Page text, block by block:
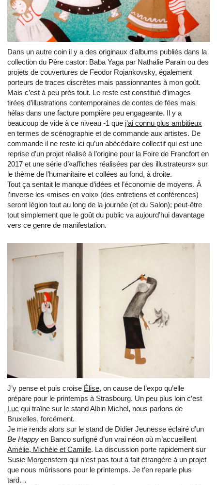
Dans un autre coin il y a des originaux d’albums publiés dans la
collection du Père castor: Baba Yaga par Nathalie Parain ou des
projets de couvertures de Feodor Rojankovsky, également
porteurs de traces discrètes mais passionnantes à mon goût.
Mais c’est à peu près tout. Le reste est constitué d’images
tirées d’illustrations contemporaines de contes de fées mais
hélas dans une facture pompière peu engageante. Il y a
beaucoup de vide à ce niveau -1 que j’ai connu plus ambitieux
en termes de scénographie et de commande aux artistes. De
commande il ne reste ici qu’un abécédaire collectif qui est une
reprise d’un projet réalisé à l’origine pour la Foire de Francfort en
2017 et une série d’«affiches réalisées par des illustrateurs» sur
le thème de l’humanitaire et collées au fond, à droite.
Tout ça sentait le manque d’idées et l’économie de moyens. À
l’inverse les «mises en voix» (des entretiens et conférences)
seront légion tout au long de la journée (et du Salon); peut-être
tout simplement que le goût du public va aujourd’hui davantage
vers ce genre de manifestation.
J’y pense et puis croise Élise, on cause de l’expo qu’elle
prépare pour le printemps à Strasbourg. Un peu plus loin c’est
Luc qui traîne sur le stand Albin Michel, nous parlons de
Bruxelles, forcément.
Je me rends alors sur le stand de Didier Jeunesse éclairé d’un
Be Happy en Banco surligné d’un vrai néon où m’accueillent
Amélie, Michèle et Camille. La discussion porte rapidement sur
Susie Morgenstern qui n’est pas tout à fait étrangère à un projet
que nous mûrissons pour le printemps. Je t’en reparle plus
tard…